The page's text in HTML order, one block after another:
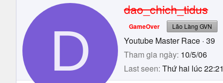
D
dao_chich_tidus
GameOver Lão Làng GVN
Youtube Master Race · 39
Tham gia ngày 10/5/06
Last seen Thứ hai lúc 22:21